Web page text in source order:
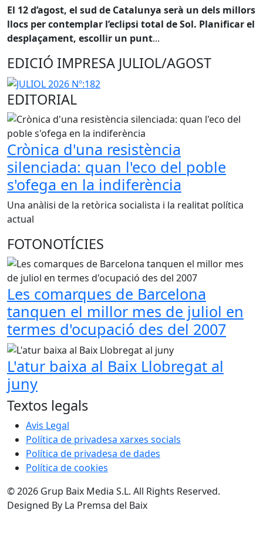
El 12 d’agost, el sud de Catalunya serà un dels millors
llocs per contemplar l’eclipsi total de Sol. Planificar el
desplaçament, escollir un punt...
EDICIÓ IMPRESA JULIOL/AGOST
EDITORIAL
Crònica d'una resistència
silenciada: quan l'eco del poble
s'ofega en la indiferència
Una anàlisi de la retòrica socialista i la realitat política
actual
FOTONOTÍCIES
Les comarques de Barcelona
tanquen el millor mes de juliol en
termes d'ocupació des del 2007
L'atur baixa al Baix Llobregat al
juny
Textos legals
Avis Legal
Política de privadesa xarxes socials
Política de privadesa de dades
Política de cookies
© 2026 Grup Baix Media S.L. All Rights Reserved.
Designed By La Premsa del Baix